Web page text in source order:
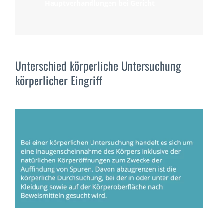
Unterschied körperliche Untersuchung
körperlicher Eingriff